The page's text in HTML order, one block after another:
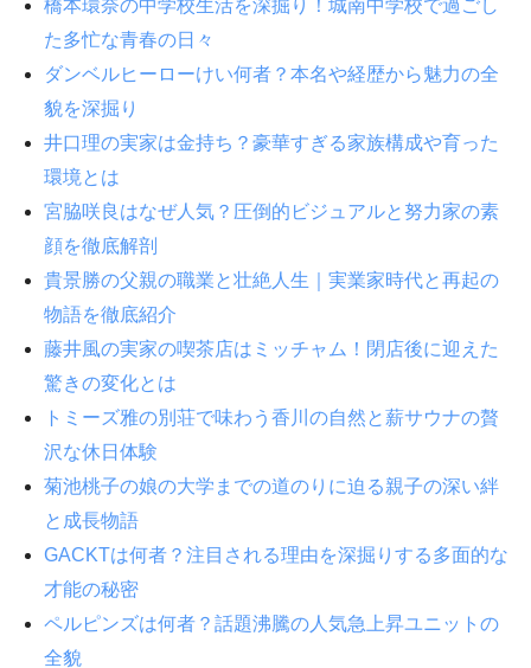
橋本環奈の中学校生活を深掘り！城南中学校で過ごし
た多忙な青春の日々
ダンベルヒーローけい何者？本名や経歴から魅力の全
貌を深掘り
井口理の実家は金持ち？豪華すぎる家族構成や育った
環境とは
宮脇咲良はなぜ人気？圧倒的ビジュアルと努力家の素
顔を徹底解剖
貴景勝の父親の職業と壮絶人生｜実業家時代と再起の
物語を徹底紹介
藤井風の実家の喫茶店はミッチャム！閉店後に迎えた
驚きの変化とは
トミーズ雅の別荘で味わう香川の自然と薪サウナの贅
沢な休日体験
菊池桃子の娘の大学までの道のりに迫る親子の深い絆
と成長物語
GACKTは何者？注目される理由を深掘りする多面的な
才能の秘密
ペルピンズは何者？話題沸騰の人気急上昇ユニットの
全貌